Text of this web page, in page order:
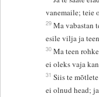
vanemaile; teie
29 Ma vabastan
esile vilja ja
30 Ma teen
ei oleks vaja
31 Siis te
ei olnud head;